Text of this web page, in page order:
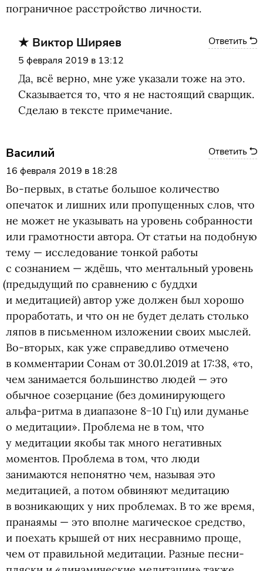
пограничное расстройство личности.
Ответить
Виктор Ширяев
5 февраля 2019 в 13:12
Да, всё верно, мне уже указали тоже на это.
Сказывается то, что я не настоящий сварщик.
Сделаю в тексте примечание.
Ответить
Василий
16 февраля 2019 в 18:28
Во-первых, в статье большое количество
опечаток и лишних или пропущенных слов, что
не может не указывать на уровень собранности
или грамотности автора. От статьи на подобную
тему — исследование тонкой работы
с сознанием — ждёшь, что ментальный уровень
(предыдущий по сравнению с буддхи
и медитацией) автор уже должен был хорошо
проработать, и что он не будет делать столько
ляпов в письменном изложении своих мыслей.
Во-вторых, как уже справедливо отмечено
в комментарии Сонам от 30.01.2019 at 17:38, «то,
чем занимается большинство людей — это
обычное созерцание (без доминирующего
альфа-ритма в диапазоне 8−10 Гц) или думанье
о медитации». Проблема не в том, что
у медитации якобы так много негативных
моментов. Проблема в том, что люди
занимаются непонятно чем, называя это
медитацией, а потом обвиняют медитацию
в возникающих у них проблемах. В то же время,
пранаямы — это вполне магическое средство,
и поехать крышей от них несравнимо проще,
чем от правильной медитации. Разные песни-